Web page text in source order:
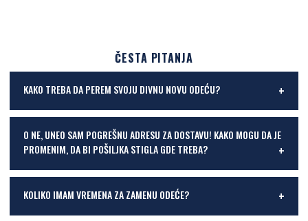
ČESTA PITANJA
KAKO TREBA DA PEREM SVOJU DIVNU NOVU ODEĆU?
O NE, UNEO SAM POGREŠNU ADRESU ZA DOSTAVU! KAKO MOGU DA JE
PROMENIM, DA BI POŠILJKA STIGLA GDE TREBA?
KOLIKO IMAM VREMENA ZA ZAMENU ODEĆE?